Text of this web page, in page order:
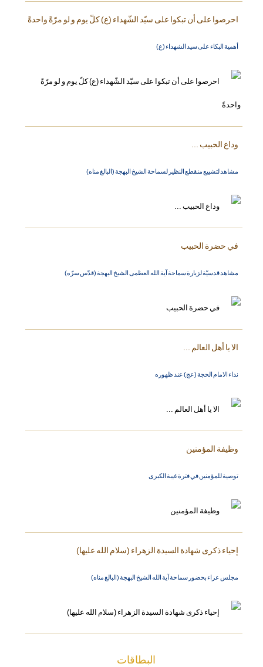
احرصوا على أن تبكوا على سيّد الشّهداء (ع) كلّ يوم و لو مرّةً واحدةً
أهمية البكاء على سيد الشهداء (ع)
وداع الحبيب ...
مشاهد لتشييع منقطع النظير لسماحة الشيخ البهجة (البالغ مناه)
في حضرة الحبيب
مشاهد قدسيّة لزيارة سماحة آية الله العظمى الشيخ البهجة (قدّس سرّه)
الا يا أهل العالم ...
نداء الامام الحجة (عج) عند ظهوره
وظيفة المؤمنين
توصية للمؤمنين في فترة غيبة الكبرى
إحياء ذكرى شهادة السيدة الزهراء (سلام الله عليها)
مجلس عزاء بحضور سماحة آية الله الشيخ البهجة (البالغ مناه)
البطاقات